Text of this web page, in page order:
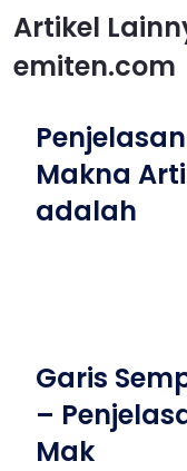
Artikel
emiten.com
Makna
adalah
Garis
–
Mak